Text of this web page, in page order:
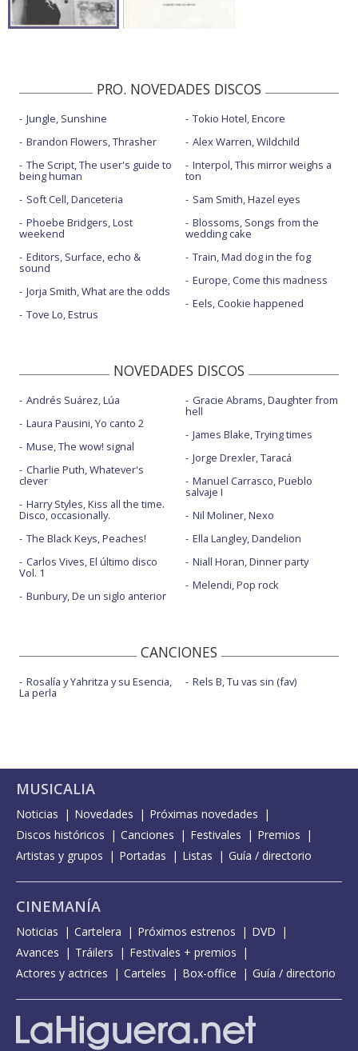
PRO. NOVEDADES DISCOS
Jungle, Sunshine
Brandon Flowers, Thrasher
The Script, The user's guide to
being human
Soft Cell, Danceteria
Phoebe Bridgers, Lost
weekend
Editors, Surface, echo &
sound
Jorja Smith, What are the odds
Tove Lo, Estrus
Tokio Hotel, Encore
Alex Warren, Wildchild
Interpol, This mirror weighs a
ton
Sam Smith, Hazel eyes
Blossoms, Songs from the
wedding cake
Train, Mad dog in the fog
Europe, Come this madness
Eels, Cookie happened
NOVEDADES DISCOS
Andrés Suárez, Lúa
Laura Pausini, Yo canto 2
Muse, The wow! signal
Charlie Puth, Whatever's
clever
Harry Styles, Kiss all the time.
Disco, occasionally.
The Black Keys, Peaches!
Carlos Vives, El último disco
Vol. 1
Bunbury, De un siglo anterior
Gracie Abrams, Daughter from
hell
James Blake, Trying times
Jorge Drexler, Taracá
Manuel Carrasco, Pueblo
salvaje I
Nil Moliner, Nexo
Ella Langley, Dandelion
Niall Horan, Dinner party
Melendi, Pop rock
CANCIONES
Rosalía y Yahritza y su Esencia,
La perla
Rels B, Tu vas sin (fav)
MUSICALIA
Noticias Novedades
Próximas novedades
Discos históricos
Canciones Festivales
Premios
Artistas y grupos
Portadas Listas Guía / directorio
CINEMANÍA
Noticias Cartelera Próximos estrenos
DVD
Avances
Tráilers
Festivales + premios
Actores y actrices
Carteles Box-office Guía / directorio